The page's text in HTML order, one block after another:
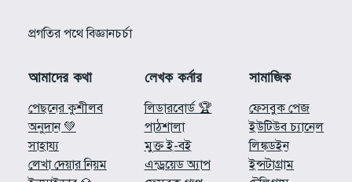
প্রগতির পথে বিজ্ঞানচর্চা
আমাদের কথা
পেছনের কুশীলব
অনুদান 💚
সাহায্য
লেখা দেয়ার নিয়ম
লেখক কর্নার
লিডারবোর্ড 🏆
পাঠশালা
মুক্ত ই-বই
এন্ড্রয়েড অ্যাপ
সামাজিক
ফেসবুক পেজ
ইউটিউব চ্যানেল
লিঙ্কডইন
ইন্সটাগ্রাম